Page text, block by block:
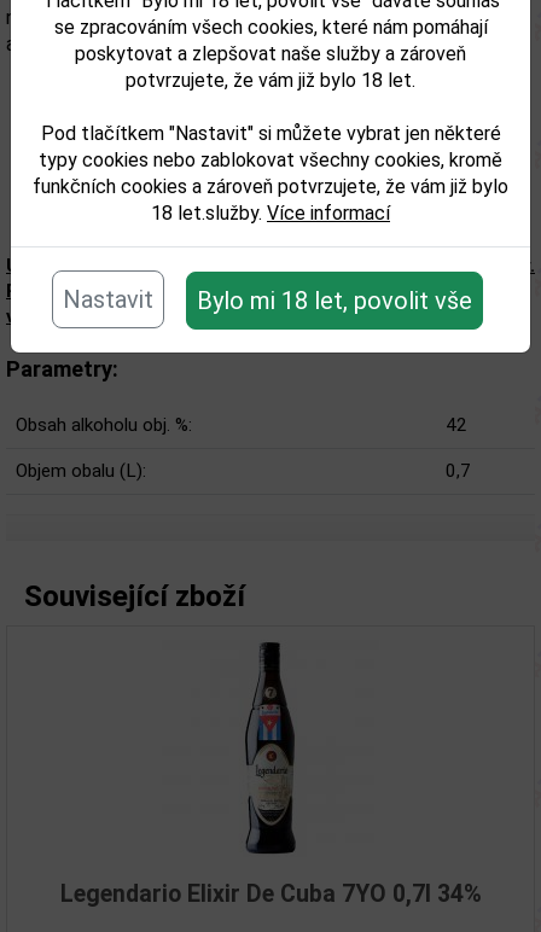
se zpracováním všech cookies, které nám pomáhají
poskytovat a zlepšovat naše služby a zároveň
potvrzujete, že vám již bylo 18 let.
Pod tlačítkem "Nastavit" si můžete vybrat jen některé
typy cookies nebo zablokovat všechny cookies, kromě
funkčních cookies a zároveň potvrzujete, že vám již bylo
18 let.služby. Více informací
Nastavit Bylo mi 18 let, povolit vše
nabídnout tento rum světové úrovně znalcům kvalitního
alkoholu a jiným významným osobnostem.
Upozorňujeme, že tento produkt může obsahovat alergeny.
Přesné složení a alergeny jsou k dispozici na obalu
výrobku. Zkontrolujte prosím před konzumací.
Parametry:
Obsah alkoholu obj. %: 42
Objem obalu (L): 0,7
Související zboží
Legendario Elixir De Cuba 7YO 0,7l 34%